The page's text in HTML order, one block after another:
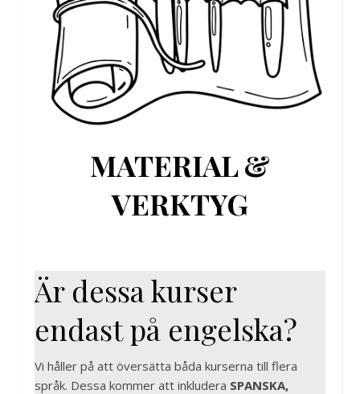
MATERIAL &
VERKTYG
Är dessa kurser
endast på engelska?
Vi håller på att översätta båda kurserna till flera
språk. Dessa kommer att inkludera SPANSKA,